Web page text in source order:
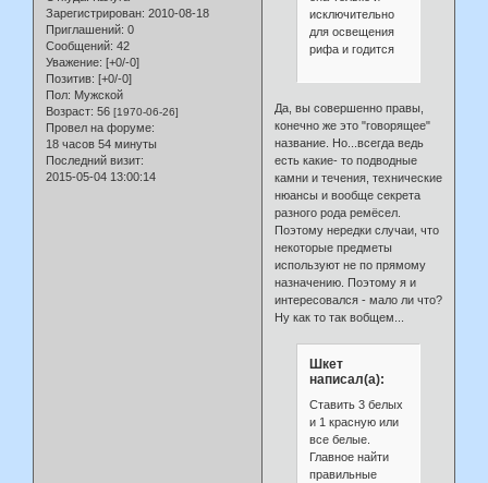
Зарегистрирован: 2010-08-18
Приглашений: 0
Сообщений: 42
Уважение: [+0/-0]
Позитив: [+0/-0]
Пол: Мужской
Возраст: 56 [1970-06-26]
Провел на форуме:
18 часов 54 минуты
Последний визит:
2015-05-04 13:00:14
исключительно
для освещения
рифа и годится
Да, вы совершенно правы,
конечно же это "говорящее"
название. Но...всегда ведь
есть какие- то подводные
камни и течения, технические
нюансы и вообще секрета
разного рода ремёсел.
Поэтому нередки случаи, что
некоторые предметы
используют не по прямому
назначению. Поэтому я и
интересовался - мало ли что?
Ну как то так вобщем...
Шкет
написал(а):
Ставить 3 белых
и 1 красную или
все белые.
Главное найти
правильные